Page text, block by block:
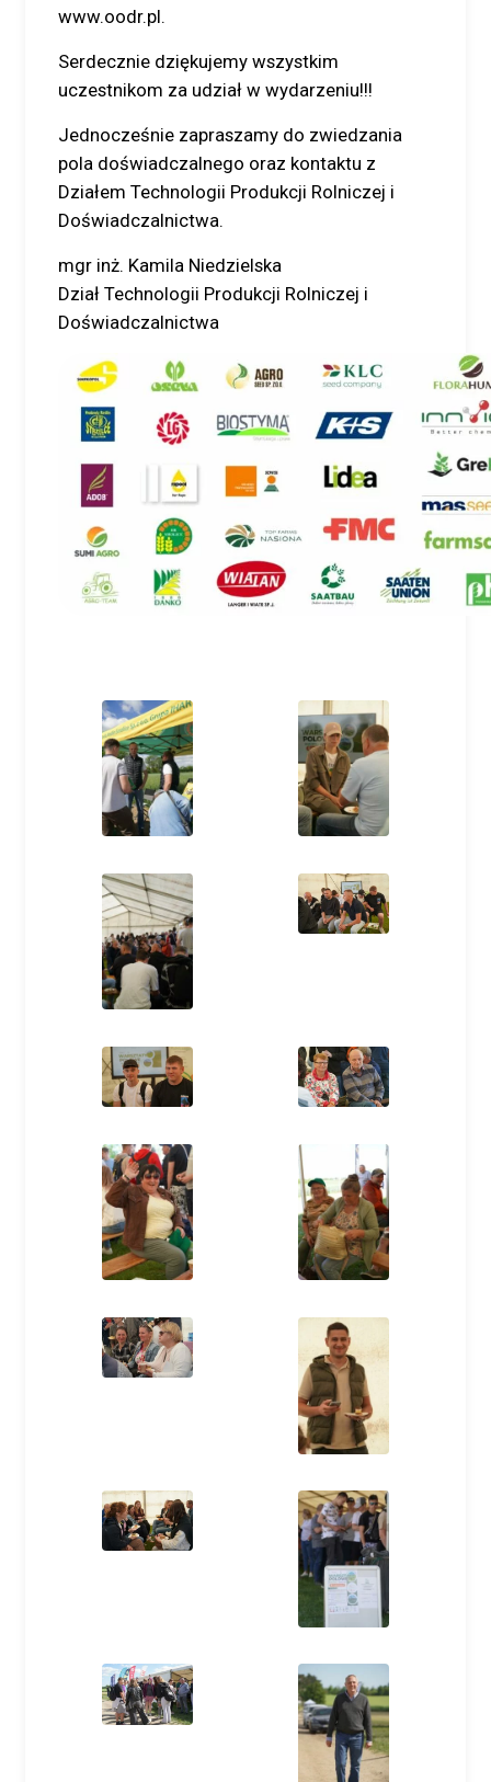
www.oodr.pl.
Serdecznie dziękujemy wszystkim
uczestnikom za udział w wydarzeniu!!!
Jednocześnie zapraszamy do zwiedzania
pola doświadczalnego oraz kontaktu z
Działem Technologii Produkcji Rolniczej i
Doświadczalnictwa.
mgr inż. Kamila Niedzielska
Dział Technologii Produkcji Rolniczej i
Doświadczalnictwa